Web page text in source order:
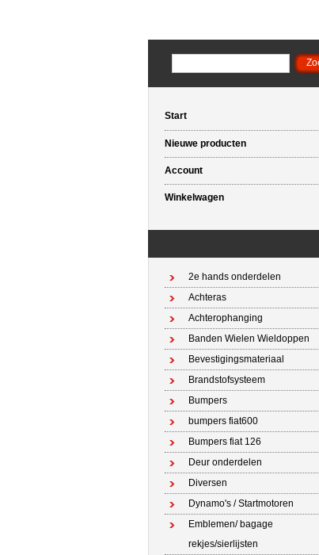
Start
Nieuwe producten
Account
Winkelwagen
2e hands onderdelen
Achteras
Achterophanging
Banden Wielen Wieldoppen
Bevestigingsmateriaal
Brandstofsysteem
Bumpers
bumpers fiat600
Bumpers fiat 126
Deur onderdelen
Diversen
Dynamo's / Startmotoren
Emblemen/ bagage
rekjes/sierlijsten